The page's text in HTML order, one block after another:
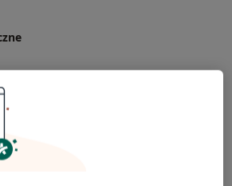
szkoleniu Psychoterapii
Ochrony Zdrowia Psychicznego
uzależnienia od alkoholu
psychoaktywnych, uzależnień
Prowadzę
nakierowanej na poczucie
wyrażania emocji oraz
od hazardu